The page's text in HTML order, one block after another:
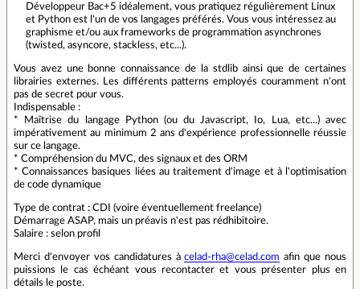
Développeur Bac+5 idéalement, vous pratiquez régulièrement Linux
et Python est l'un de vos langages préférés. Vous vous intéressez au
graphisme et/ou aux frameworks de programmation asynchrones
(twisted, asyncore, stackless, etc...).
Vous avez une bonne connaissance de la stdlib ainsi que de certaines
librairies externes. Les différents patterns employés couramment n'ont
pas de secret pour vous.
Indispensable :
* Maîtrise du langage Python (ou du Javascript, Io, Lua, etc...) avec
impérativement au minimum 2 ans d'expérience professionnelle réussie
sur ce langage.
* Compréhension du MVC, des signaux et des ORM
* Connaissances basiques liées au traitement d'image et à l'optimisation
de code dynamique
Type de contrat : CDI (voire éventuellement freelance)
Démarrage ASAP, mais un préavis n'est pas rédhibitoire.
Salaire : selon profil
Merci d'envoyer vos candidatures àcelad-rha@celad.com afin que nous
puissions le cas échéant vous recontacter et vous présenter plus en
détails le poste.